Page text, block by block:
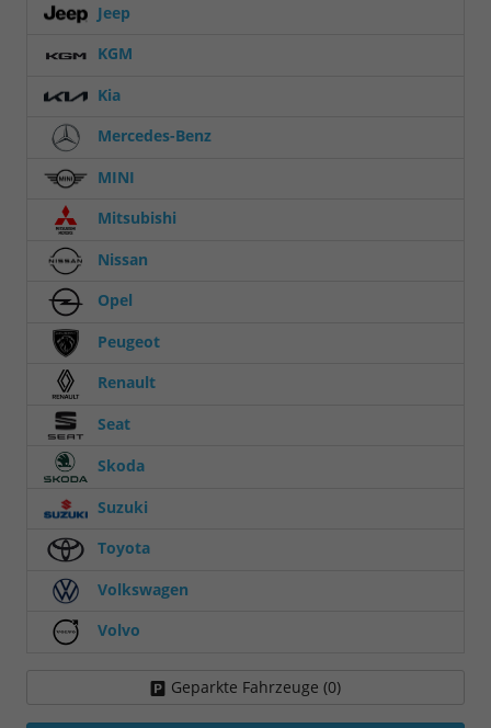
Jeep
KGM
Kia
Mercedes-Benz
MINI
Mitsubishi
Nissan
Opel
Peugeot
Renault
Seat
Skoda
Suzuki
Toyota
Volkswagen
Volvo
Geparkte Fahrzeuge (0)